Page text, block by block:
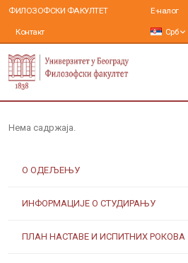
ФИЛОЗОФСКИ ФАКУЛТЕТ
Контакт
Е-налог
Срб
О ОДЕЉЕЊУ
ИНФОРМАЦИЈЕ О СТУДИРАЊУ
ПЛАН НАСТАВЕ И ИСПИТНИХ РОКОВА
Нема садржаја.